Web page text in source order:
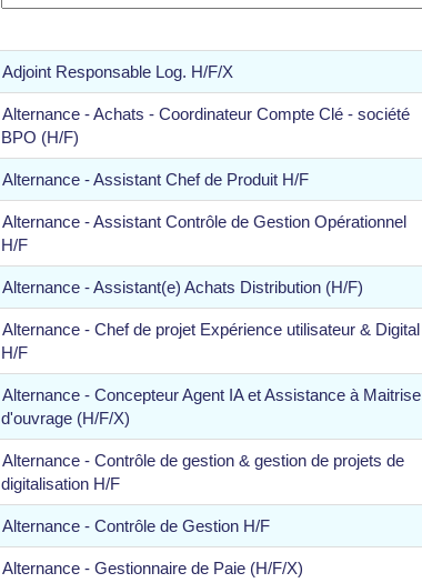
Adjoint Responsable Log. H/F/X
Alternance - Achats - Coordinateur Compte Clé - société
BPO (H/F)
Alternance - Assistant Chef de Produit H/F
Alternance - Assistant Contrôle de Gestion Opérationnel
H/F
Alternance - Assistant(e) Achats Distribution (H/F)
Alternance - Chef de projet Expérience utilisateur & Digital
H/F
Alternance - Concepteur Agent IA et Assistance à Maitrise
d'ouvrage (H/F/X)
Alternance - Contrôle de gestion & gestion de projets de
digitalisation H/F
Alternance - Contrôle de Gestion H/F
Alternance - Gestionnaire de Paie (H/F/X)